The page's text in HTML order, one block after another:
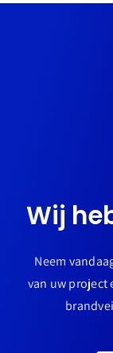
Wij
Neem
van uw project